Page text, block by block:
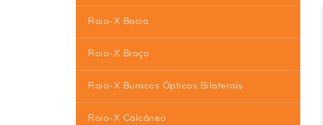
Raio-X Bacia
Raio-X Braço
Raio-X Buracos Ópticos Bilaterais
Raio-X Calcâneo